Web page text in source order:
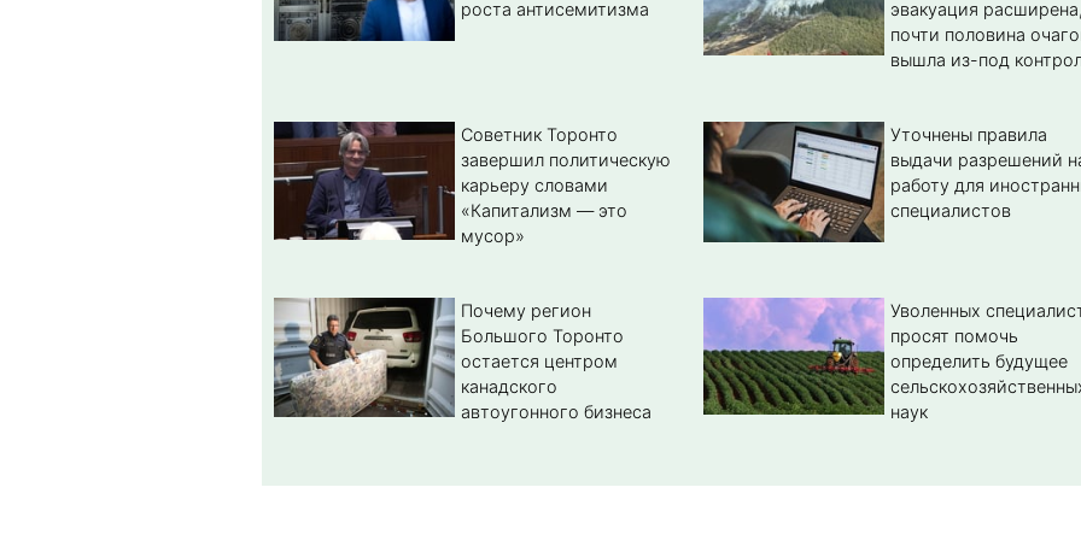
роста антисемитизма
эвакуация расширена,
почти половина
вышла из-под
Советник Торонто
завершил политическую
карьеру словами
«Капитализм — это
мусор»
Уточнены правила
выдачи разрешений
работу для
специалистов
Почему регион
Большого Торонто
остается центром
канадского
автоугонного бизнеса
Уволенных
просят помочь
определить будущее
наук